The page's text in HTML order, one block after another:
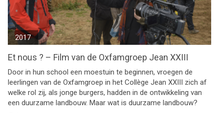
2017
Et nous ? – Film van de Oxfamgroep Jean XXIII
Door in hun school een moestuin te beginnen, vroegen de
leerlingen van de Oxfamgroep in het Collège Jean XXIII zich af
welke rol zij, als jonge burgers, hadden in de ontwikkeling van
een duurzame landbouw. Maar wat is duurzame landbouw?